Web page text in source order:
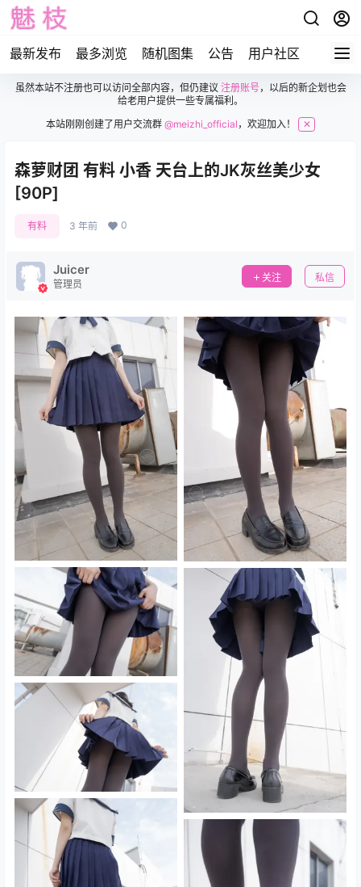
最新发布 最多浏览 随机图集 公告 用户社区
虽然本站不注册也可以访问全部内容，但仍建议 注册账号，以后的新企划也会
给老用户提供一些专属福利。
本站刚刚创建了用户交流群@meizhi_official ，欢迎加入！ ✕
森萝财团 有料 小香 天台上的JK灰丝美少女
[90P]
有料 3 年前 0
Juicer
管理员
关注 私信